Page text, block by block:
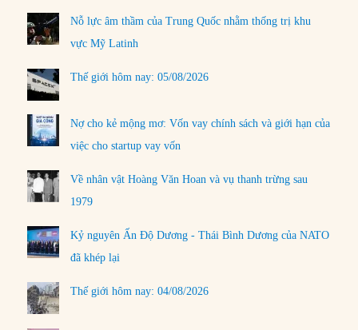
Nỗ lực âm thầm của Trung Quốc nhằm thống trị khu
vực Mỹ Latinh
Thế giới hôm nay: 05/08/2026
Nợ cho kẻ mộng mơ: Vốn vay chính sách và giới hạn của
việc cho startup vay vốn
Về nhân vật Hoàng Văn Hoan và vụ thanh trừng sau
1979
Kỷ nguyên Ấn Độ Dương - Thái Bình Dương của NATO
đã khép lại
Thế giới hôm nay: 04/08/2026